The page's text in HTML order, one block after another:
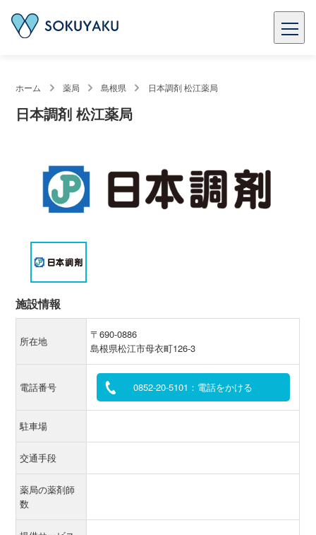
ホーム 薬局 島根県 日本調剤 松江薬局
日本調剤 松江薬局
施設情報
所在地
〒690-0886
島根県松江市母衣町126-3
電話番号 0852-20-5101：電話をかける
駐車場
交通手段
薬局の薬剤師
数